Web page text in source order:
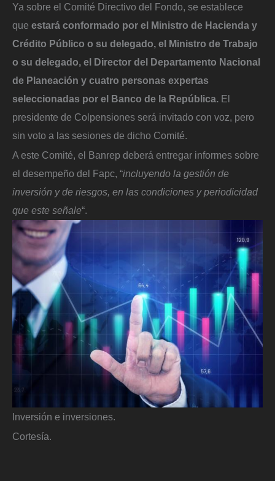
Ya sobre el Comité Directivo del Fondo, se establece
que estará conformado por el Ministro de Hacienda y
Crédito Público o su delegado, el Ministro de Trabajo
o su delegado, el Director del Departamento Nacional
de Planeación y cuatro personas expertas
seleccionadas por el Banco de la República. El
presidente de Colpensiones será invitado con voz, pero
sin voto a las sesiones de dicho Comité.
A este Comité, el Banrep deberá entregar informes sobre
el desempeño del Fapc, “incluyendo la gestión de
inversión y de riesgos, en las condiciones y periodicidad
que este señale“.
Inversión e inversiones.
Cortesía.